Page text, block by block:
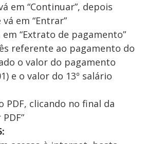
em “Continuar”, depois
em “Entrar”
em “Extrato de pagamento”
referente ao pagamento do
o valor do pagamento
e o valor do 13º salário
PDF, clicando no final da